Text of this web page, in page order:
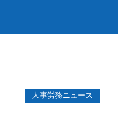
人事労務ニュース